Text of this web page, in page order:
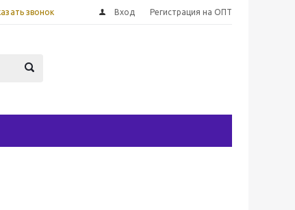
звонок Вход Регистрация на ОПТ